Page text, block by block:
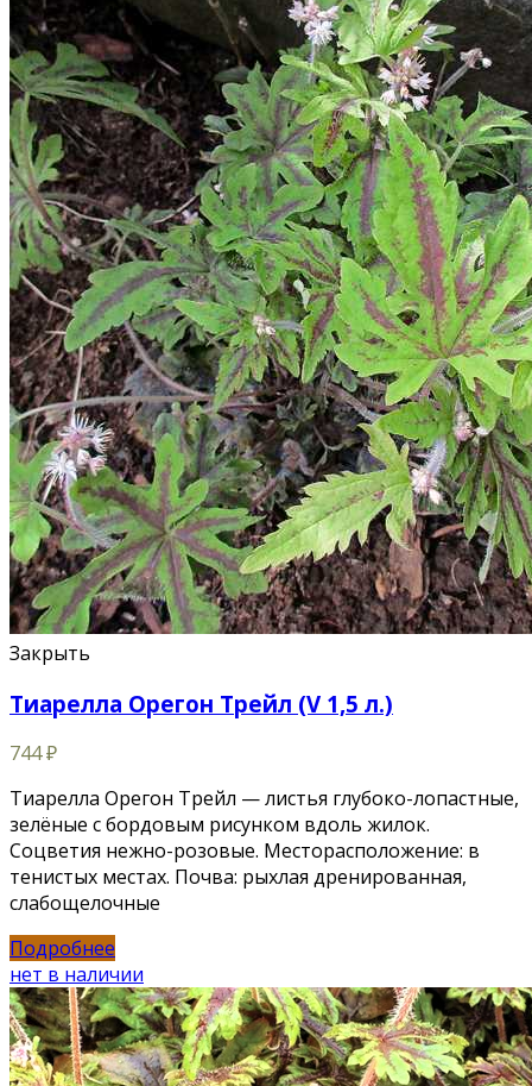
Закрыть
Тиарелла Орегон Трейл (V 1,5 л.)
744₽
Тиарелла Орегон Трейл — листья глубоко-лопастные,
зелёные с бордовым рисунком вдоль жилок.
Соцветия нежно-розовые. Месторасположение: в
тенистых местах. Почва: рыхлая дренированная,
слабощелочные
Подробнее
нет в наличии